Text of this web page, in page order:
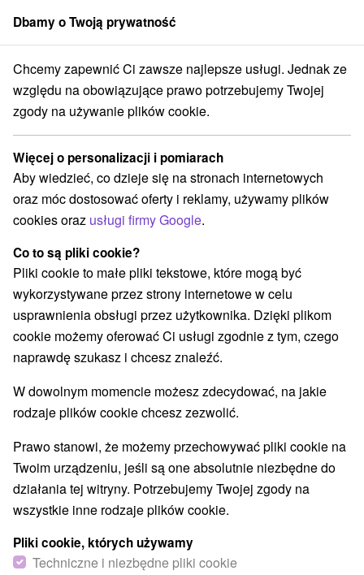
członek grupySorger
Apartmány Východné Slovensko Prešovský kraj Štrba
Apartmány Štrba
Kategorie
Wszystkie kategorie
Hotele na Slovacji(1)
Apartmány(3) Chaty na prenájom
Penzióny (1) Priváty(10)
Wybierz lokalizację lub datę
WSZYSTKO NAJTAŃSZE NAJDROŻSZE NA
Dbamy o Twoją prywatność
Chcemy zapewnić Ci zawsze najlepsze usługi. Jednak ze
względu na obowiązujące prawo potrzebujemy Twojej
zgody na używanie plików cookie.
Więcej o personalizacji i pomiarach
Aby wiedzieć, co dzieje się na stronach internetowych
oraz móc dostosować oferty i reklamy, używamy plików
cookies oraz usługi firmy Google.
Co to są pliki cookie?
Pliki cookie to małe pliki tekstowe, które mogą być
wykorzystywane przez strony internetowe w celu
usprawnienia obsługi przez użytkownika. Dzięki plikom
cookie możemy oferować Ci usługi zgodnie z tym, czego
naprawdę szukasz i chcesz znaleźć.
W dowolnym momencie możesz zdecydować, na jakie
rodzaje plików cookie chcesz zezwolić.
Prawo stanowi, że możemy przechowywać pliki cookie na
Twoim urządzeniu, jeśli są one absolutnie niezbędne do
działania tej witryny. Potrzebujemy Twojej zgody na
wszystkie inne rodzaje plików cookie.
Pliki cookie, których używamy
Techniczne i niezbędne pliki cookie